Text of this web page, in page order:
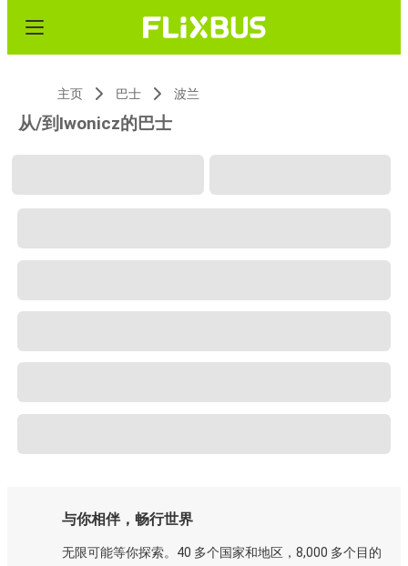
主页 巴士 波兰
从/到Iwonicz的巴士
与你相伴，畅行世界
无限可能等你探索。40 多个国家和地区，8,000 多个目的